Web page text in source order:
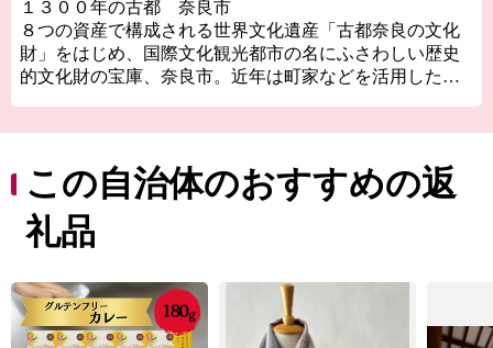
１３００年の古都 奈良市
８つの資産で構成される世界文化遺産「古都奈良の文化
財」をはじめ、国際文化観光都市の名にふさわしい歴史
的文化財の宝庫、奈良市。近年は町家などを活用した個
古都奈良はこれからも歴史と伝統を生かしたまちづくり
をすすめます。
この自治体のおすすめの返
礼品